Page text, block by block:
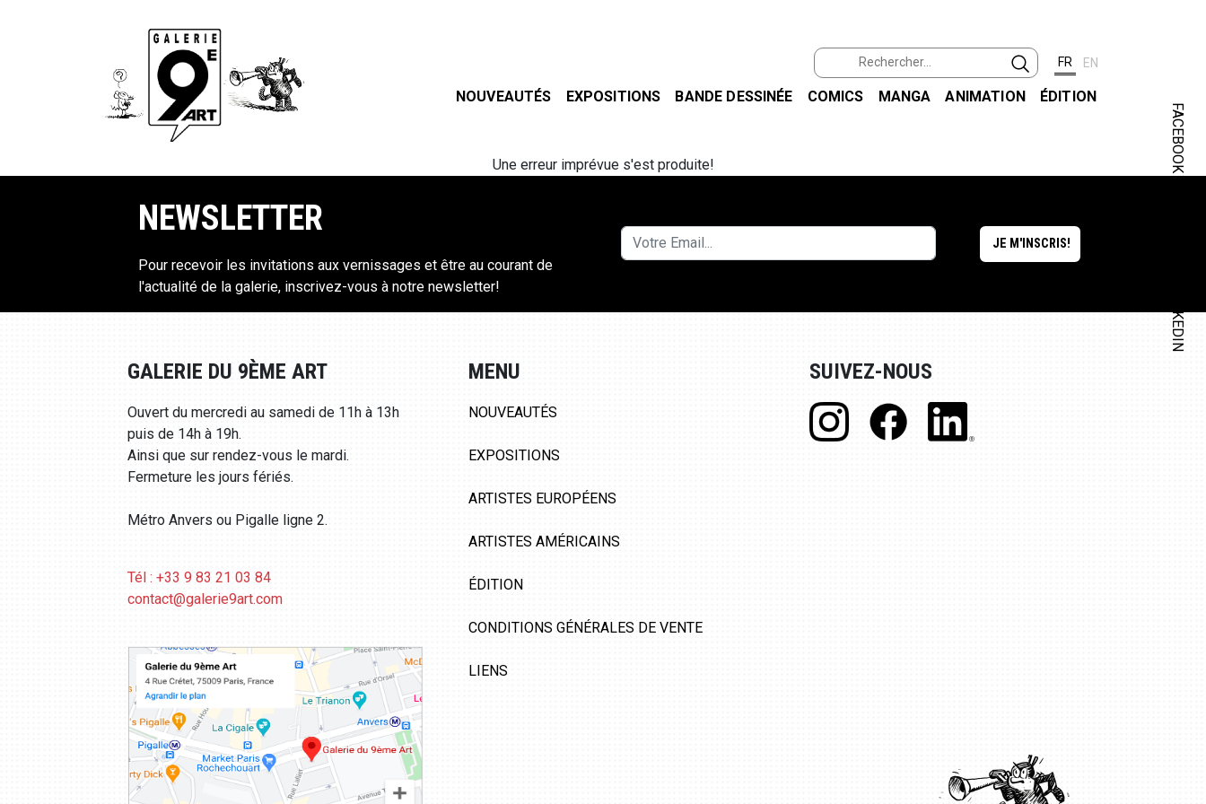
FR EN
NOUVEAUTÉS EXPOSITIONS BANDE DESSINÉE COMICS MANGA ANIMATION ÉDITION
FACEBOOK
LINKEDIN
Une erreur imprévue s'est produite!
NEWSLETTER
Pour recevoir les invitations aux vernissages et être au courant de
l'actualité de la galerie, inscrivez-vous à notre newsletter!
GALERIE DU 9ÈME ART
Ouvert du mercredi au samedi de 11h à 13h
puis de 14h à 19h.
Ainsi que sur rendez-vous le mardi.
Fermeture les jours fériés.
Métro Anvers ou Pigalle ligne 2.
Tél : +33 9 83 21 03 84
contact@galerie9art.com
MENU
NOUVEAUTÉS
EXPOSITIONS
ARTISTES EUROPÉENS
ARTISTES AMÉRICAINS
ÉDITION
CONDITIONS GÉNÉRALES DE VENTE
LIENS
SUIVEZ-NOUS